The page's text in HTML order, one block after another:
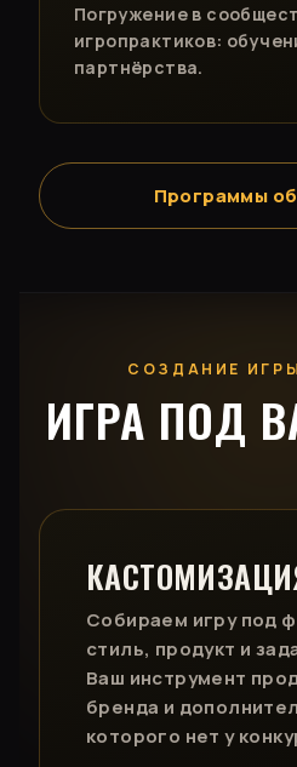
Погружение в
игропрактиков:
партнёрства.
Программы
СОЗДАНИЕ
ИГРА ПОД
Собираем игру под
стиль, продукт и
Ваш инструмент
бренда и
которого нет у